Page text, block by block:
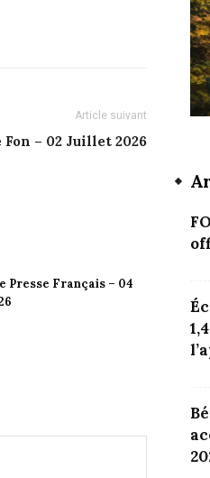
Article suivant
Fon – 02 Juillet 2026
Presse Français – 04